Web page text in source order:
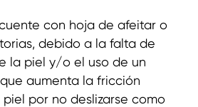
con hoja de afeitar o
debido a la falta de
la piel y/o el uso de un
aumenta la fricción
por no deslizarse como